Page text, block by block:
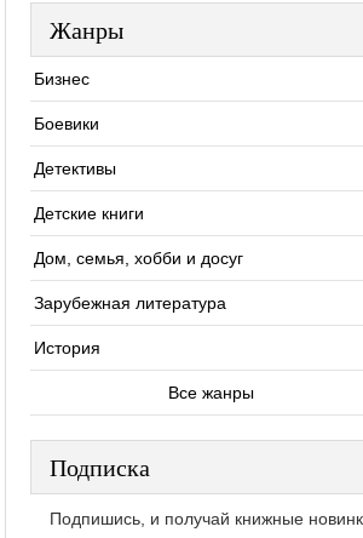
Жанры
Бизнес
Боевики
Детективы
Детские книги
Дом, семья, хобби и досуг
Зарубежная литература
История
Все жанры
Подписка
Подпишись, и получай книжные